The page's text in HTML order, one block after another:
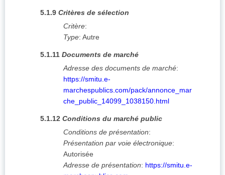
5.1.9 Critères de sélection
Critère:
Type: Autre
5.1.11 Documents de marché
Adresse des documents de marché:
https://smitu.e-
marchespublics.com/pack/annonce_mar
che_public_14099_1038150.html
5.1.12 Conditions du marché public
Conditions de présentation:
Présentation par voie électronique:
Autorisée
Adresse de présentation: https://smitu.e-